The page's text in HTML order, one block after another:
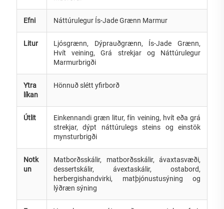
Efni Náttúrulegur Ís-Jade Grænn Marmur
Litur
Ljósgrænn, Dýprauðgrænn, Ís-Jade Grænn,
Hvít veining, Grá strekjar og Náttúrulegur
Marmurbrigði
Ytra
líkan
Hönnuð slétt yfirborð
Útlit
Einkennandi græn litur, fín veining, hvít eða grá
strekjar, dýpt náttúrulegs steins og einstök
mynsturbrigði
Notk
un
Matborðsskálir, matborðsskálir, ávaxtasvæði,
dessertskálir, ávextaskálir, ostabord,
herbergishandvirki, matþjónustusýning og
lýðræn sýning